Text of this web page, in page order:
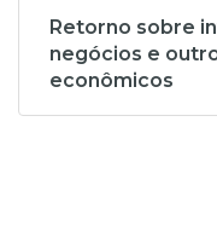
Retorno sobre
negócios e
econômicos